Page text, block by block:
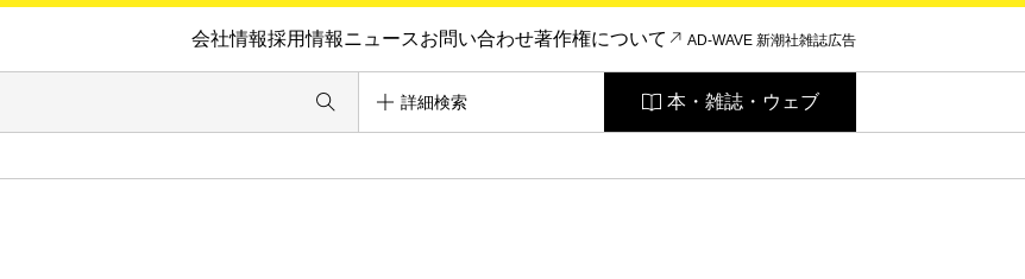
会社情報採用情報ニュースお問い合わせ著作権について AD-WAVE 新潮社雑誌広告
詳細検索 本・雑誌・ウェブ